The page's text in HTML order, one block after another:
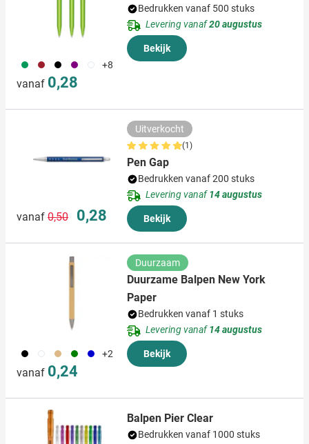
060 371 001 024 002 +8
vanaf 0,28
Bedrukken vanaf 500 stuks
Levering vanaf20 augustus
Bekijk
vanaf Normale prijs
0,50 Speciale prijs
0,28
Uitverkocht
(1)
Pen Gap
Bedrukken vanaf 200 stuks
Levering vanaf14 augustus
Bekijk
001 002 311 004 005 +2
vanaf 0,24
Duurzaam
Duurzame Balpen New York
Paper
Bedrukken vanaf 1 stuks
Levering vanaf14 augustus
Bekijk
Balpen Pier Clear
Bedrukken vanaf 1000 stuks